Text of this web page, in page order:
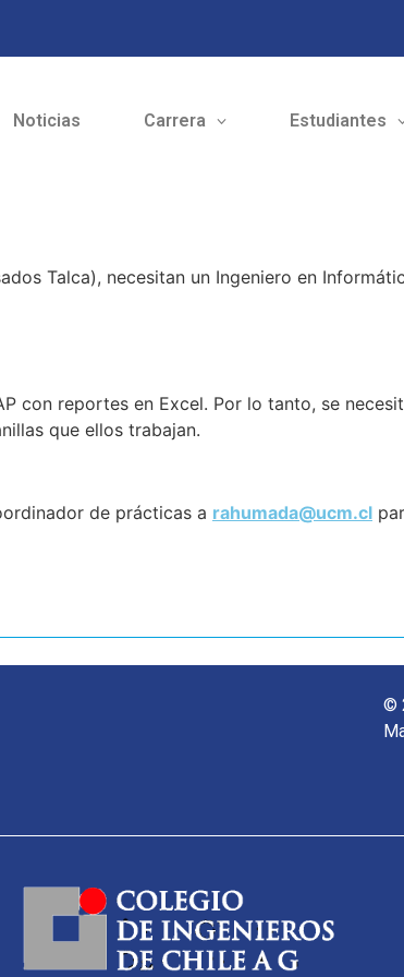
Noticias Carrera Estudiantes
Talca), necesitan un Ingeniero en
con reportes en Excel. Por lo tanto, se
que ellos trabajan.
de prácticas a rahumada@ucm.cl
©